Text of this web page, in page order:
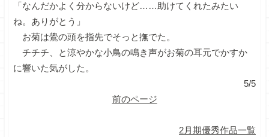
「なんだかよく分からないけど……助けてくれたみたい
ね。ありがとう」
お菊は鷽の頭を指先でそっと撫でた。
チチチ、と涼やかな小鳥の鳴き声がお菊の耳元でかすか
に響いた気がした。
5/5
前のページ
2月期優秀作品一覧